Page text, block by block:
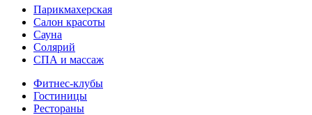
Парикмахерская
Салон красоты
Сауна
Солярий
СПА и массаж
Фитнес-клубы
Гостиницы
Рестораны